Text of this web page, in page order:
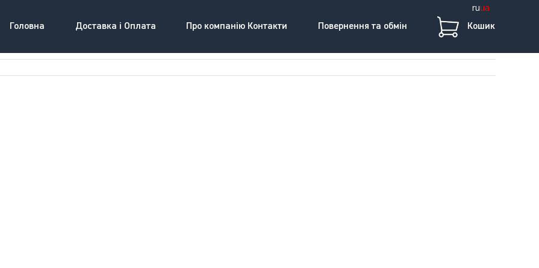
ruua
Головна Доставка і Оплата Про компанію Контакти Повернення та обмін Кошик